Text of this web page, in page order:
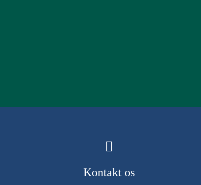
Kontakt os